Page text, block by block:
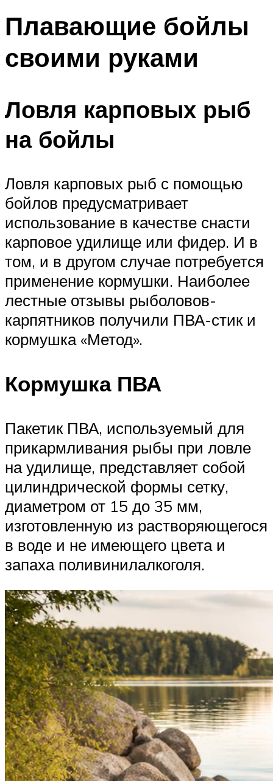
Плавающие бойлы
своими руками
Ловля карповых рыб
на бойлы
Ловля карповых рыб с помощью
бойлов предусматривает
использование в качестве снасти
карповое удилище или фидер. И в
том, и в другом случае потребуется
применение кормушки. Наиболее
лестные отзывы рыболовов-
карпятников получили ПВА-стик и
кормушка «Метод».
Кормушка ПВА
Пакетик ПВА, используемый для
прикармливания рыбы при ловле
на удилище, представляет собой
цилиндрической формы сетку,
диаметром от 15 до 35 мм,
изготовленную из растворяющегося
в воде и не имеющего цвета и
запаха поливинилалкоголя.